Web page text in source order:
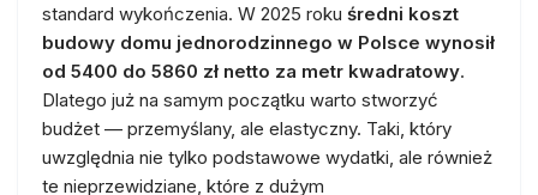
standard wykończenia. W 2025 roku średni koszt
budowy domu jednorodzinnego w Polsce wynosił
od 5400 do 5860 zł netto za metr kwadratowy.
Dlatego już na samym początku warto stworzyć
budżet — przemyślany, ale elastyczny. Taki, który
uwzględnia nie tylko podstawowe wydatki, ale również
te nieprzewidziane, które z dużym